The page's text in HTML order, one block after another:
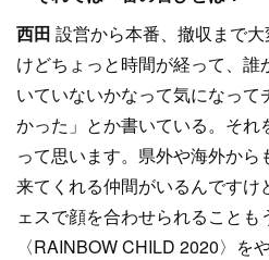
西田 設営から本番、撤収まで
けどちょっと時間が経って、
いていないかなって気になって
かった」とか書いている。それ
って思います。県外や海外か
来てくれる仲間がいるんですけ
ェスで顔を合わせられることも
〈RAINBOW CHILD 2020〉を